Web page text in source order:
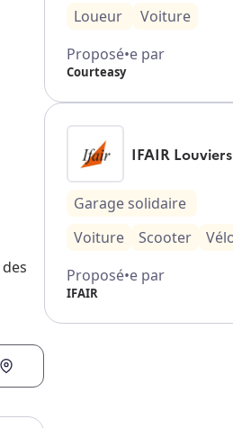
Loueur
Voiture
Proposé•e par
Courteasy
IFAIR Louviers
Garage solidaire
Voiture
Scooter
Proposé•e par
IFAIR